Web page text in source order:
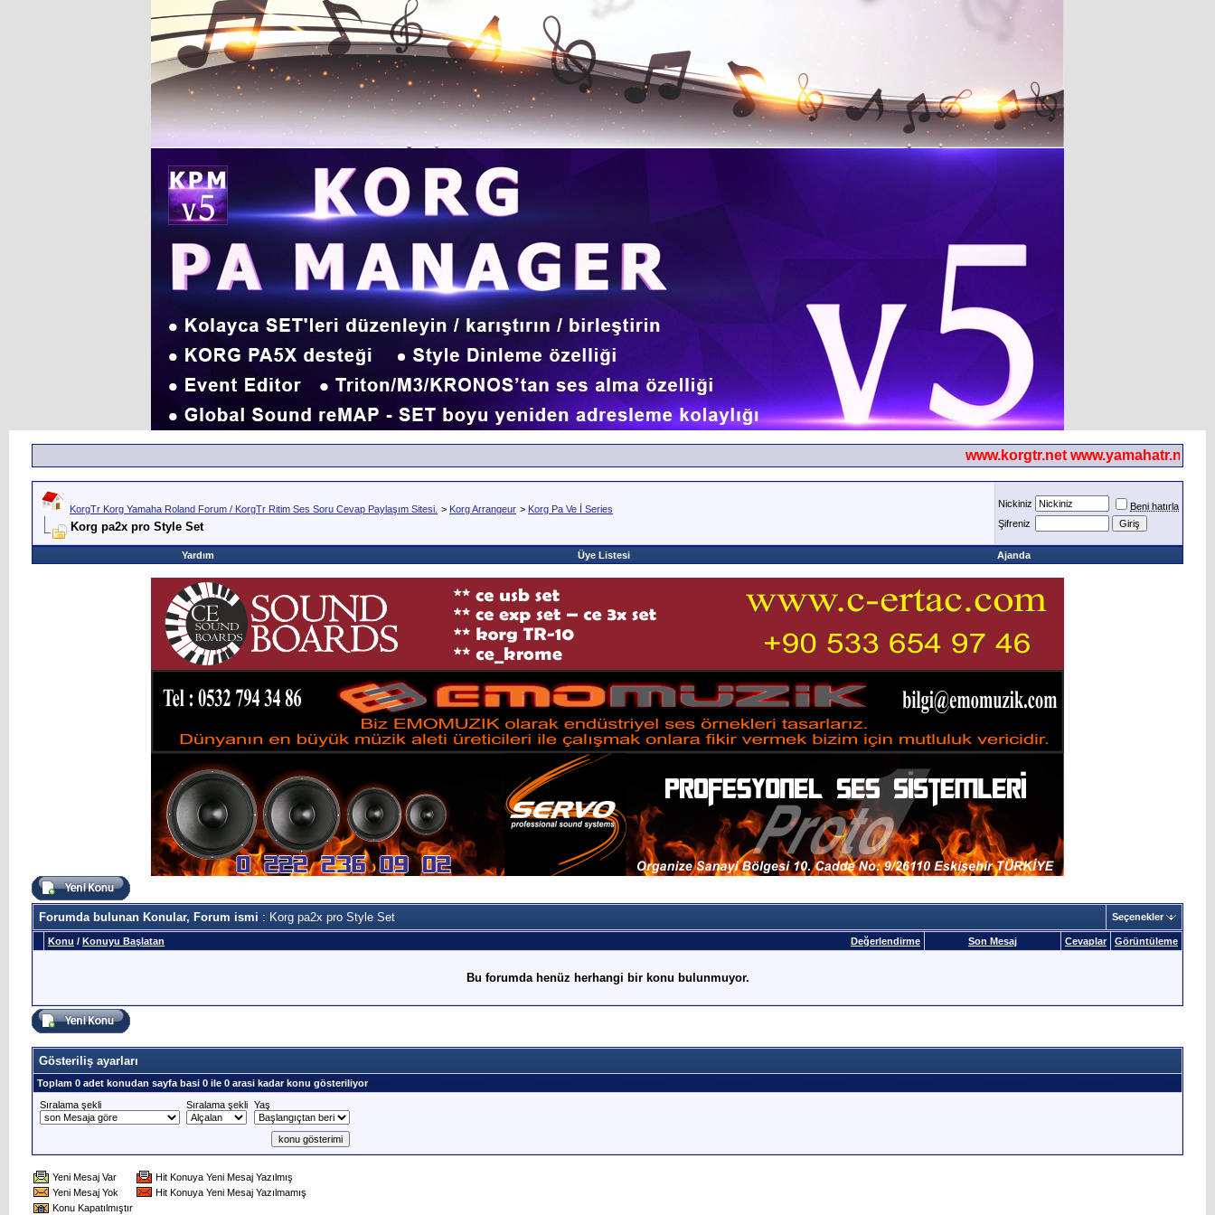
www.korgtr.net www.yamahatr.net
KorgTr Korg Yamaha Roland Forum / KorgTr Ritim Ses Soru Cevap Paylaşım Sitesi. > Korg Arrangeur > Korg Pa Ve İ Series
Korg pa2x pro Style Set
Nickiniz
Beni hatırla
Şifreniz
Yardım Üye Listesi Ajanda
Forumda bulunan Konular, Forum ismi : Korg pa2x pro Style Set Seçenekler
Değerlendirme
Konu / Konuyu Başlatan Son Mesaj Cevaplar Görüntüleme
Bu forumda henüz herhangi bir konu bulunmuyor.
Gösteriliş ayarları
Toplam 0 adet konudan sayfa basi 0 ile 0 arasi kadar konu gösteriliyor
Sıralama şekli
Sıralama şekli Yaş
Yeni Mesaj Var
Hit Konuya Yeni Mesaj Yazılmış
Yeni Mesaj Yok
Hit Konuya Yeni Mesaj Yazılmamış
Konu Kapatılmıştır